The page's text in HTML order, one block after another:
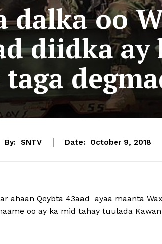
dalka oo
diidka ay
By: SNTV Date: October 9, 2018
ahaan Qeybta 43aad ayaa maanta
oo ay ka mid tahay tuulada